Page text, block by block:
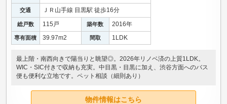
交通 ＪＲ山手線 目黒駅 徒歩16分
総戸数 115戸 築年数 2016年
専有面積 39.97m2 間取 1LDK
最上階・南西向きで陽当りと眺望◎。2026年リノベ済の上質1LDK。
WIC・SIC付きで収納も充実。中目黒・目黒に加え、渋谷方面へのバス
便も便利な立地です。ペット相談（細則あり）
物件情報はこちら